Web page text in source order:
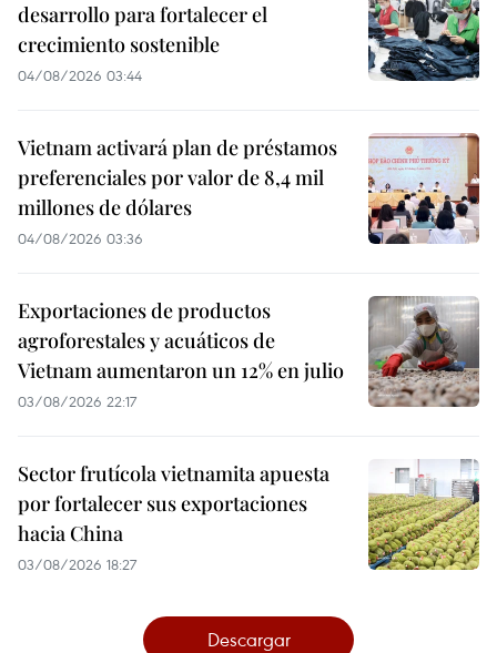
desarrollo para fortalecer el
crecimiento sostenible
04/08/2026 03:44
Vietnam activará plan de préstamos
preferenciales por valor de 8,4 mil
millones de dólares
04/08/2026 03:36
Exportaciones de productos
agroforestales y acuáticos de
Vietnam aumentaron un 12% en julio
03/08/2026 22:17
Sector frutícola vietnamita apuesta
por fortalecer sus exportaciones
hacia China
03/08/2026 18:27
Descargar